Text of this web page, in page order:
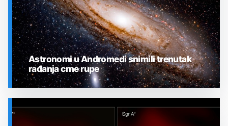
Astronomi u Andromedi snimili trenutak
rađanja crne rupe